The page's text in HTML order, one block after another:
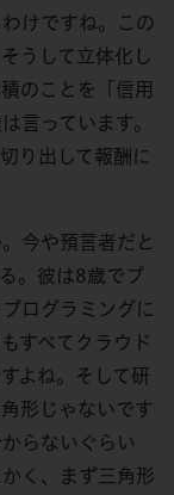
けですね。この
うして立体化し
のことを「信用
言っています。
り出して報酬に
今や預言者だと
。彼は8歳でプ
ログラミングに
すべてクラウド
よね。そして研
形じゃないです
らないぐらい
く、まず三角形